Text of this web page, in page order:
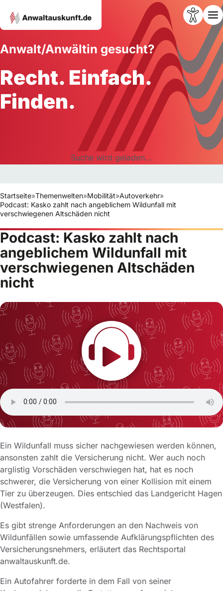
Anwalt/Anwältin gesucht?
Recht. Einfach.
Finden.
Suche wird geladen...
Startseite»Themenwelten»Mobilität»Autoverkehr»
Podcast: Kasko zahlt nach angeblichem Wildunfall mit
verschwiegenen Altschäden nicht
Podcast: Kasko zahlt nach
angeblichem Wildunfall mit
verschwiegenen Altschäden
nicht
Ein Wildunfall muss sicher nachgewiesen werden können,
ansonsten zahlt die Versicherung nicht. Wer auch noch
arglistig Vorschäden verschwiegen hat, hat es noch
schwerer, die Versicherung von einer Kollision mit einem
Tier zu überzeugen. Dies entschied das Landgericht Hagen
(Westfalen).
Es gibt strenge Anforderungen an den Nachweis von
Wildunfällen sowie umfassende Aufklärungspflichten des
Versicherungsnehmers, erläutert das Rechtsportal
anwaltauskunft.de.
Ein Autofahrer forderte in dem Fall von seiner